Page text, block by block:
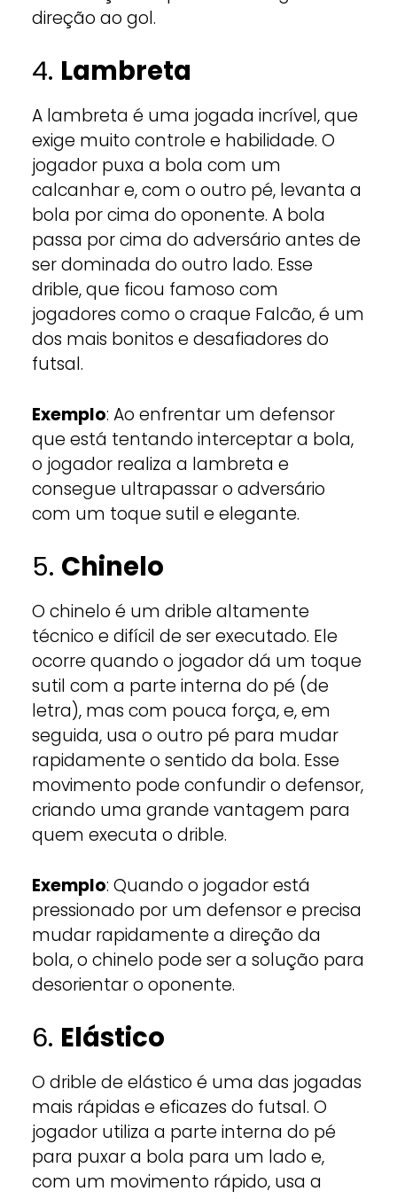
direção ao gol.
4. Lambreta
A lambreta é uma jogada incrível, que
exige muito controle e habilidade. O
jogador puxa a bola com um
calcanhar e, com o outro pé, levanta a
bola por cima do oponente. A bola
passa por cima do adversário antes de
ser dominada do outro lado. Esse
drible, que ficou famoso com
jogadores como o craque Falcão, é um
dos mais bonitos e desafiadores do
futsal.
Exemplo: Ao enfrentar um defensor
que está tentando interceptar a bola,
o jogador realiza a lambreta e
consegue ultrapassar o adversário
com um toque sutil e elegante.
5. Chinelo
O chinelo é um drible altamente
técnico e difícil de ser executado. Ele
ocorre quando o jogador dá um toque
sutil com a parte interna do pé (de
letra), mas com pouca força, e, em
seguida, usa o outro pé para mudar
rapidamente o sentido da bola. Esse
movimento pode confundir o defensor,
criando uma grande vantagem para
quem executa o drible.
Exemplo: Quando o jogador está
pressionado por um defensor e precisa
mudar rapidamente a direção da
bola, o chinelo pode ser a solução para
desorientar o oponente.
6. Elástico
O drible de elástico é uma das jogadas
mais rápidas e eficazes do futsal. O
jogador utiliza a parte interna do pé
para puxar a bola para um lado e,
com um movimento rápido, usa a